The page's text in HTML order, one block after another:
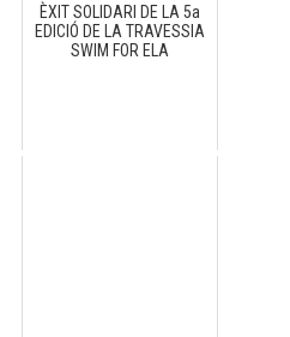
ÈXIT SOLIDARI DE LA 5a
EDICIÓ DE LA TRAVESSIA
SWIM FOR ELA